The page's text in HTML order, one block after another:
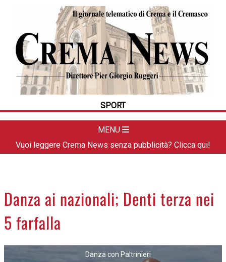
SPORT
MENU
HOME
CRONACA
POLITICA
LA FOTO
DAL TERRITORIO
APPUNTAMENTI
LA PIAZZA
Vuoi leggere Crema News senza pubblicità? Clicca qui!
Danza ai nazionali; Denti terza nei
5 farfalla
Danza con Paltrinieri